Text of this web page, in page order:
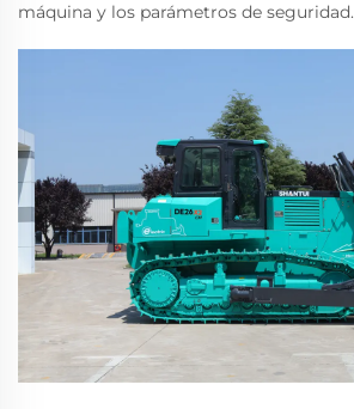
máquina y los parámetros de seguridad.